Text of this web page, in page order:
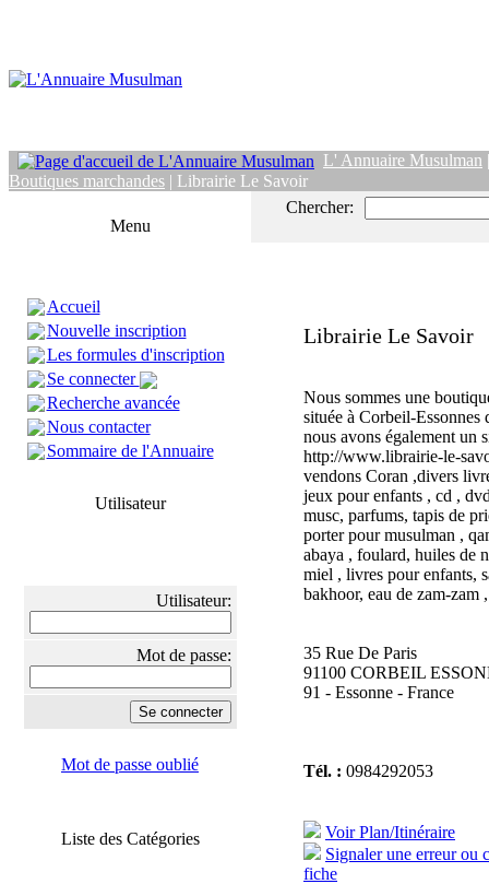
L' Annuaire Musulman
Boutiques marchandes | Librairie Le Savoir
Menu
Accueil
Nouvelle inscription
Les formules d'inscription
Se connecter
Recherche avancée
Nous contacter
Sommaire de l'Annuaire
Utilisateur
Utilisateur:
Mot de passe:
Mot de passe oublié
Liste des Catégories
Chercher:
Librairie Le Savoir
Nous sommes une
située à Corbeil-Essonnes
nous avons également un
http://www.librairie-le-
vendons Coran ,divers
jeux pour enfants , cd ,
musc, parfums, tapis de
porter pour musulman ,
abaya , foulard, huiles de
miel , livres pour enfants,
bakhoor, eau de zam-zam
35 Rue De Paris
91100 CORBEIL
91 - Essonne - France
Tél. : 0984292053
Voir Plan/Itinéraire
Signaler une erreur ou
fiche